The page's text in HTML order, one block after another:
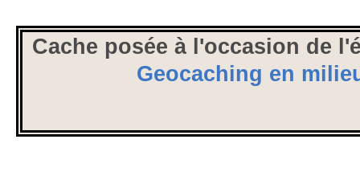
Cache posée à l'occasion de
Geocaching en